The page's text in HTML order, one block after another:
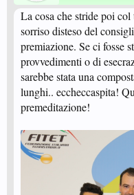
La cosa che stride poi
sorriso disteso del
premiazione. Se ci fosse
provvedimenti o di
sarebbe stata una
lunghi.. eccheccaspita!
premeditazione!